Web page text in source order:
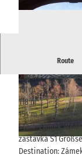
© Hans Fineart,
© Nicole Hesse,
Route
2:10 h
151 m
118 m
154 m
Start: Zámek
zastávka S1
Destination: